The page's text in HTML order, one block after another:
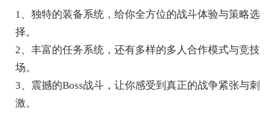
1、独特的装备系统，给你全方位的战斗体验与策略选
择。
2、丰富的任务系统，还有多样的多人合作模式与竞技
场。
3、震撼的Boss战斗，让你感受到真正的战争紧张与刺
激。